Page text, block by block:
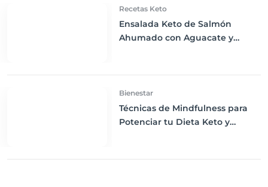
Recetas Keto
Ensalada Keto de Salmón
Ahumado con Aguacate y
Bienestar
Técnicas de Mindfulness para
Potenciar tu Dieta Keto y